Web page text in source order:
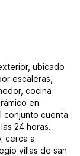
ubicado
escaleras,
cocina
en
conjunto cuenta
24 horas.
cerca a
villas de san